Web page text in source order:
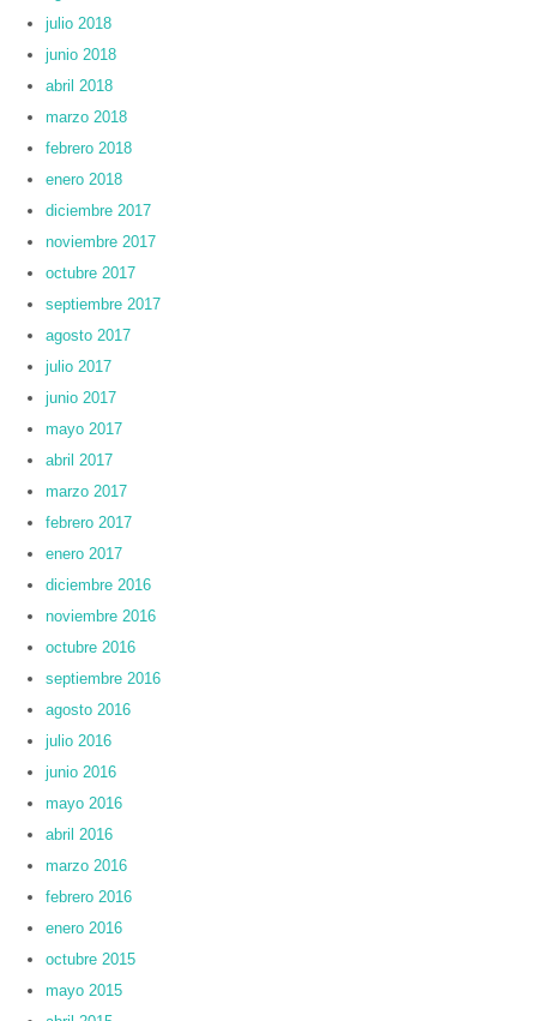
julio 2018
junio 2018
abril 2018
marzo 2018
febrero 2018
enero 2018
diciembre 2017
noviembre 2017
octubre 2017
septiembre 2017
agosto 2017
julio 2017
junio 2017
mayo 2017
abril 2017
marzo 2017
febrero 2017
enero 2017
diciembre 2016
noviembre 2016
octubre 2016
septiembre 2016
agosto 2016
julio 2016
junio 2016
mayo 2016
abril 2016
marzo 2016
febrero 2016
enero 2016
octubre 2015
mayo 2015